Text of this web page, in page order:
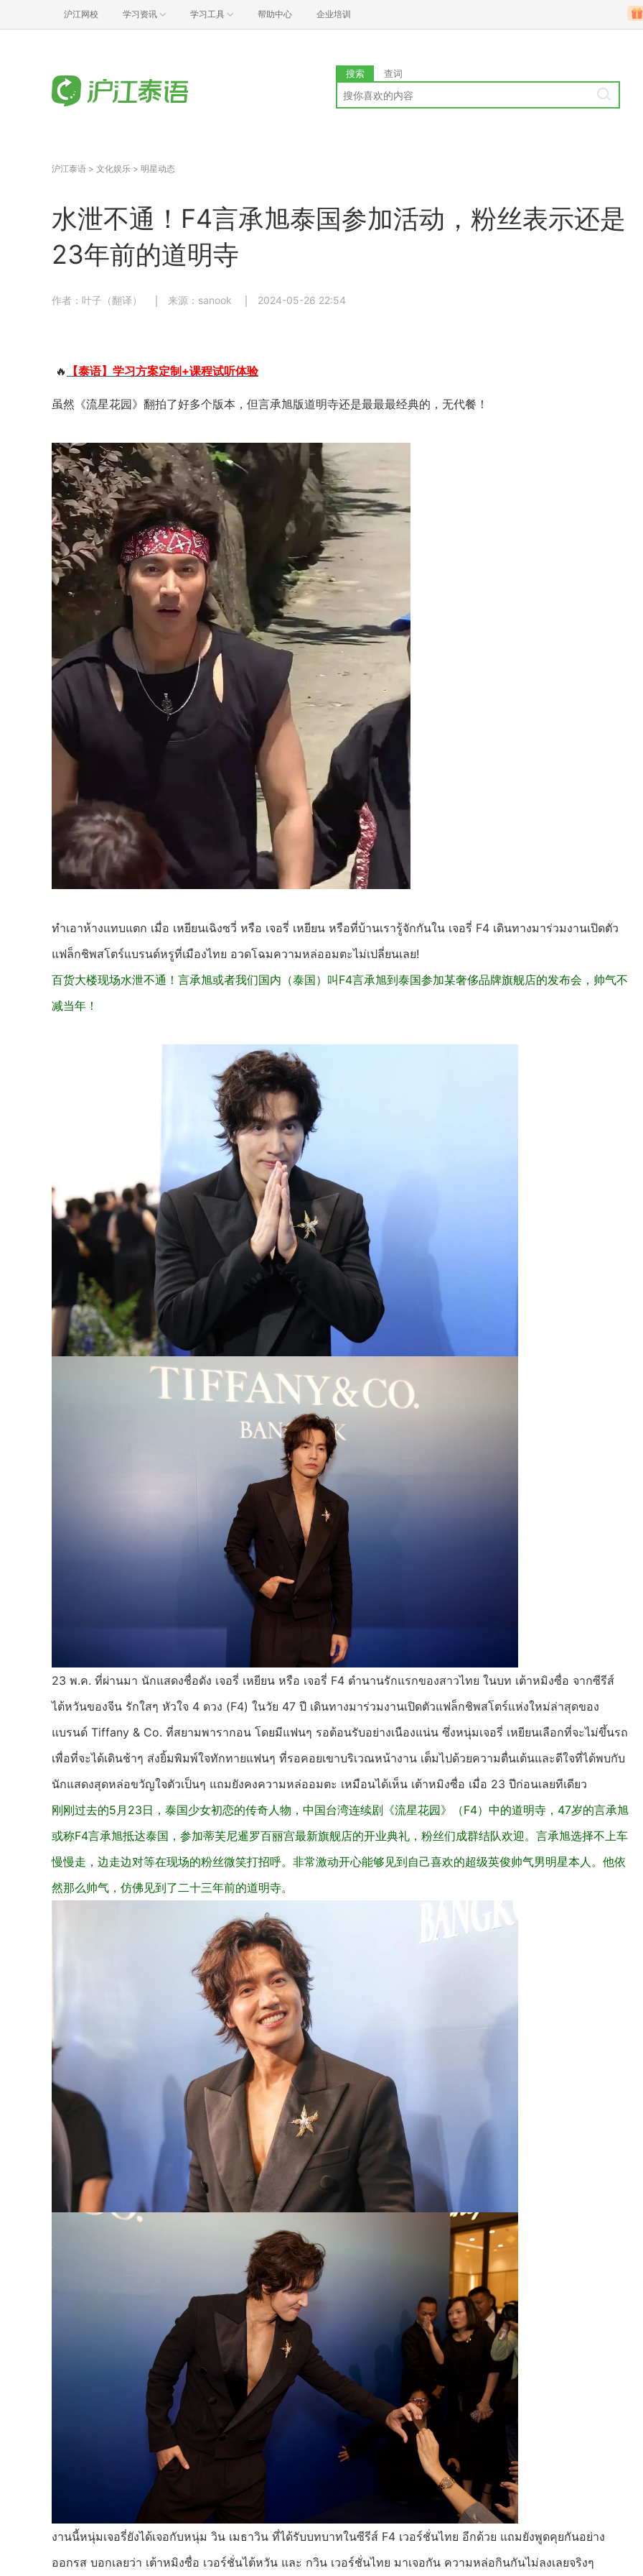
沪江网校 学习资讯 学习工具 帮助中心 企业培训
搜索 查词
沪江泰语 > 文化娱乐 > 明星动态
水泄不通！F4言承旭泰国参加活动，粉丝表示还是
23年前的道明寺
作者：叶子（翻译） 来源：sanook 2024-05-26 22:54
🔥 【泰语】学习方案定制+课程试听体验
虽然《流星花园》翻拍了好多个版本，但言承旭版道明寺还是最最最经典的，无代餐！
ทำเอาห้างแทบแตก เมื่อ เหยียนเฉิงซวี่ หรือ เจอรี่ เหยียน หรือที่บ้านเรารู้จักกันใน เจอรี่ F4 เดินทางมาร่วมงานเปิดตัว
แฟล็กชิพสโตร์แบรนด์หรูที่เมืองไทย อวดโฉมความหล่ออมตะไม่เปลี่ยนเลย!
百货大楼现场水泄不通！言承旭或者我们国内（泰国）叫F4言承旭到泰国参加某奢侈品牌旗舰店的发布会，帅气不
减当年！
23 พ.ค. ที่ผ่านมา นักแสดงชื่อดัง เจอรี่ เหยียน หรือ เจอรี่ F4 ตำนานรักแรกของสาวไทย ในบท เต้าหมิงซื่อ จากซีรีส์
ไต้หวันของจีน รักใสๆ หัวใจ 4 ดวง (F4) ในวัย 47 ปี เดินทางมาร่วมงานเปิดตัวแฟล็กชิพสโตร์แห่งใหม่ล่าสุดของ
แบรนด์ Tiffany & Co. ที่สยามพารากอน โดยมีแฟนๆ รอต้อนรับอย่างเนืองแน่น ซึ่งหนุ่มเจอรี่ เหยียนเลือกที่จะไม่ขึ้นรถ
เพื่อที่จะได้เดินช้าๆ ส่งยิ้มพิมพ์ใจทักทายแฟนๆ ที่รอคอยเขาบริเวณหน้างาน เต็มไปด้วยความตื่นเต้นและดีใจที่ได้พบกับ
นักแสดงสุดหล่อขวัญใจตัวเป็นๆ แถมยังคงความหล่ออมตะ เหมือนได้เห็น เต้าหมิงซื่อ เมื่อ 23 ปีก่อนเลยทีเดียว
刚刚过去的5月23日，泰国少女初恋的传奇人物，中国台湾连续剧《流星花园》（F4）中的道明寺，47岁的言承旭
或称F4言承旭抵达泰国，参加蒂芙尼暹罗百丽宫最新旗舰店的开业典礼，粉丝们成群结队欢迎。言承旭选择不上车
慢慢走，边走边对等在现场的粉丝微笑打招呼。非常激动开心能够见到自己喜欢的超级英俊帅气男明星本人。他依
然那么帅气，仿佛见到了二十三年前的道明寺。
งานนี้หนุ่มเจอรี่ยังได้เจอกับหนุ่ม วิน เมธาวิน ที่ได้รับบทบาทในซีรีส์ F4 เวอร์ชั่นไทย อีกด้วย แถมยังพูดคุยกันอย่าง
ออกรส บอกเลยว่า เต้าหมิงซื่อ เวอร์ชั่นไต้หวัน และ กวิน เวอร์ชั่นไทย มาเจอกัน ความหล่อกินกันไม่ลงเลยจริงๆ